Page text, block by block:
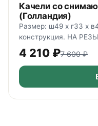
Качели со
(Голландия)
Размер: ш49 х г33 х
конструкция. НА
4 210 ₽7 600₽